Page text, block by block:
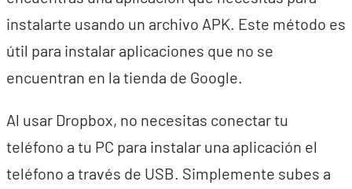
instalarte usando un archivo APK. Este método es
útil para instalar aplicaciones que no se
encuentran en la tienda de Google.
Al usar Dropbox, no necesitas conectar tu
teléfono a tu PC para instalar una aplicación el
teléfono a través de USB. Simplemente subes a